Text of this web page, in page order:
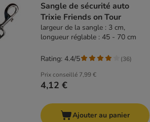
Sangle de sécurité auto
Trixie Friends on Tour
largeur de la sangle : 3 cm,
longueur réglable : 45 - 70 cm
Prix conseillé 7,99 €
4,12 €
Rating: 4.4/5 (36)
Ajouter au panier